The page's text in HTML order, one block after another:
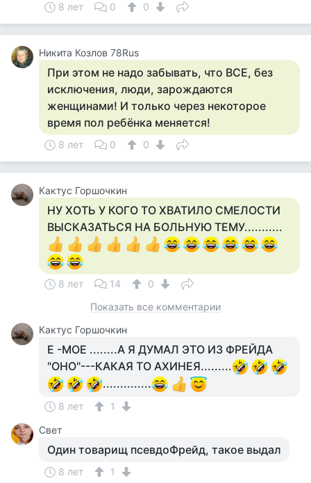
8 лет 0 0
Никита Козлов 78Rus
При этом не надо забывать, что ВСЕ, без
исключения, люди, зарождаются
женщинами! И только через некоторое
время пол ребёнка меняется!
8 лет 0 0
Кактус Горшочкин
НУ ХОТЬ У КОГО ТО ХВАТИЛО СМЕЛОСТИ
ВЫСКАЗАТЬСЯ НА БОЛЬНУЮ ТЕМУ...........
8 лет 14
0
Показать все комментарии
Кактус Горшочкин
Е -МОЕ ........А Я ДУМАЛ ЭТО ИЗ ФРЕЙДА
"ОНО"---КАКАЯ ТО АХИНЕЯ.........
..............
8 лет
1
Свет
Один товарищ псевдоФрейд, такое выдал
8 лет
1